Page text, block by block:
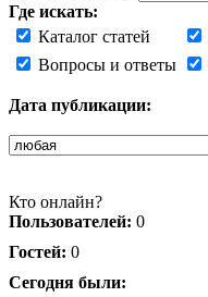
Где искать:
Каталог статей
Вопросы и ответы
Дата публикации:
Кто онлайн?
Пользователей: 0
Гостей: 0
Сегодня были: